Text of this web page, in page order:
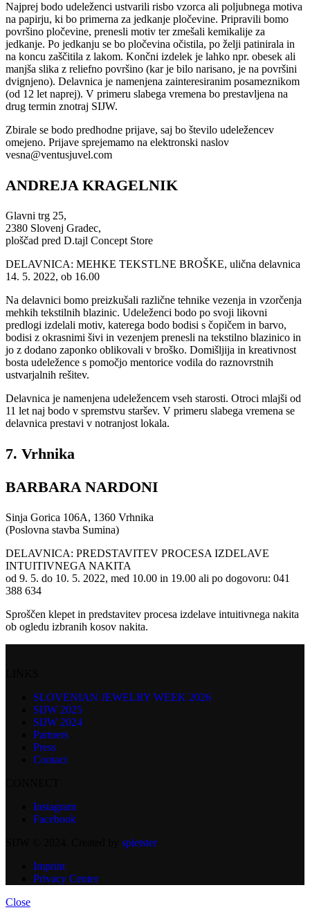
Najprej bodo udeleženci ustvarili risbo vzorca ali poljubnega motiva
na papirju, ki bo primerna za jedkanje pločevine. Pripravili bomo
površino pločevine, prenesli motiv ter zmešali kemikalije za
jedkanje. Po jedkanju se bo pločevina očistila, po želji patinirala in
na koncu zaščitila z lakom. Končni izdelek je lahko npr. obesek ali
manjša slika z reliefno površino (kar je bilo narisano, je na površini
dvignjeno). Delavnica je namenjena zainteresiranim posameznikom
(od 12 let naprej). V primeru slabega vremena bo prestavljena na
drug termin znotraj SIJW.
Zbirale se bodo predhodne prijave, saj bo število udeležencev
omejeno. Prijave sprejemamo na elektronski naslov
vesna@ventusjuvel.com
ANDREJA KRAGELNIK
Glavni trg 25,
2380 Slovenj Gradec,
ploščad pred D.tajl Concept Store
DELAVNICA: MEHKE TEKSTLNE BROŠKE, ulična delavnica
14. 5. 2022, ob 16.00
Na delavnici bomo preizkušali različne tehnike vezenja in vzorčenja
mehkih tekstilnih blazinic. Udeleženci bodo po svoji likovni
predlogi izdelali motiv, katerega bodo bodisi s čopičem in barvo,
bodisi z okrasnimi šivi in vezenjem prenesli na tekstilno blazinico in
jo z dodano zaponko oblikovali v broško. Domišljija in kreativnost
bosta udeležence s pomočjo mentorice vodila do raznovrstnih
ustvarjalnih rešitev.
Delavnica je namenjena udeležencem vseh starosti. Otroci mlajši od
11 let naj bodo v spremstvu staršev. V primeru slabega vremena se
delavnica prestavi v notranjost lokala.
7. Vrhnika
BARBARA NARDONI
Sinja Gorica 106A, 1360 Vrhnika
(Poslovna stavba Sumina)
DELAVNICA: PREDSTAVITEV PROCESA IZDELAVE
INTUITIVNEGA NAKITA
od 9. 5. do 10. 5. 2022, med 10.00 in 19.00 ali po dogovoru: 041
388 634
Sproščen klepet in predstavitev procesa izdelave intuitivnega nakita
ob ogledu izbranih kosov nakita.
SLOVENIAN JEWELRY WEEK 2026
SIJW 2025
SIJW 2024
Partners
Press
Contact
Instagram
Facebook
spletster
Imprint
Privacy Center
Close